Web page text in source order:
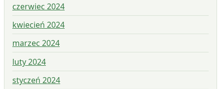
czerwiec 2024
kwiecień 2024
marzec 2024
luty 2024
styczeń 2024